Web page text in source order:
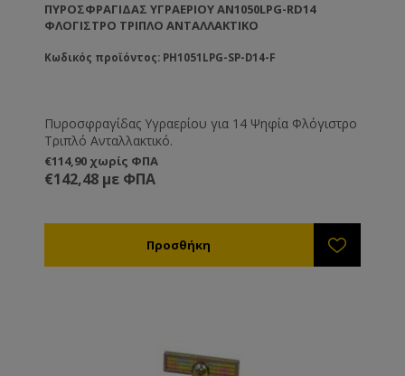
ΠΥΡΟΣΦΡΑΓΊΔΑΣ ΥΓΡΑΕΡΊΟΥ AN1050LPG-RD14
ΦΛΌΓΙΣΤΡΟ ΤΡΙΠΛΌ ΑΝΤΑΛΛΑΚΤΙΚΌ
Κωδικός προϊόντος: PH1051LPG-SP-D14-F
Πυροσφραγίδας Υγραερίου για 14 Ψηφία Φλόγιστρο
Τριπλό Ανταλλακτικό.
€114,90 χωρίς ΦΠΑ
€142,48 με ΦΠΑ